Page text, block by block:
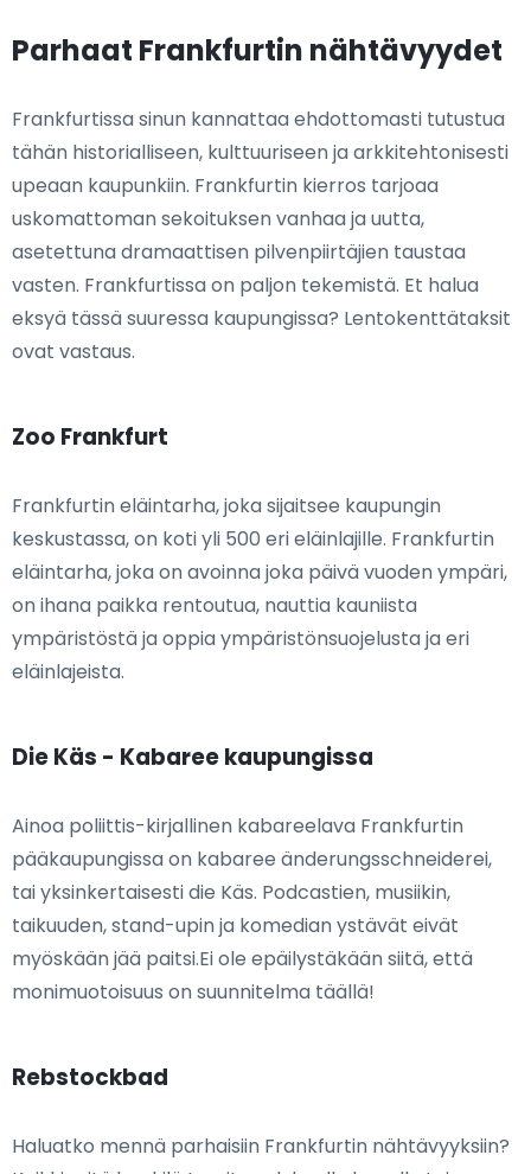
Parhaat Frankfurtin nähtävyydet
Frankfurtissa sinun kannattaa ehdottomasti tutustua
tähän historialliseen, kulttuuriseen ja arkkitehtonisesti
upeaan kaupunkiin. Frankfurtin kierros tarjoaa
uskomattoman sekoituksen vanhaa ja uutta,
asetettuna dramaattisen pilvenpiirtäjien taustaa
vasten. Frankfurtissa on paljon tekemistä. Et halua
eksyä tässä suuressa kaupungissa? Lentokenttätaksit
ovat vastaus.
Zoo Frankfurt
Frankfurtin eläintarha, joka sijaitsee kaupungin
keskustassa, on koti yli 500 eri eläinlajille. Frankfurtin
eläintarha, joka on avoinna joka päivä vuoden ympäri,
on ihana paikka rentoutua, nauttia kauniista
ympäristöstä ja oppia ympäristönsuojelusta ja eri
eläinlajeista.
Die Käs - Kabaree kaupungissa
Ainoa poliittis-kirjallinen kabareelava Frankfurtin
pääkaupungissa on kabaree änderungsschneiderei,
tai yksinkertaisesti die Käs. Podcastien, musiikin,
taikuuden, stand-upin ja komedian ystävät eivät
myöskään jää paitsi.Ei ole epäilystäkään siitä, että
monimuotoisuus on suunnitelma täällä!
Rebstockbad
Haluatko mennä parhaisiin Frankfurtin nähtävyyksiin?